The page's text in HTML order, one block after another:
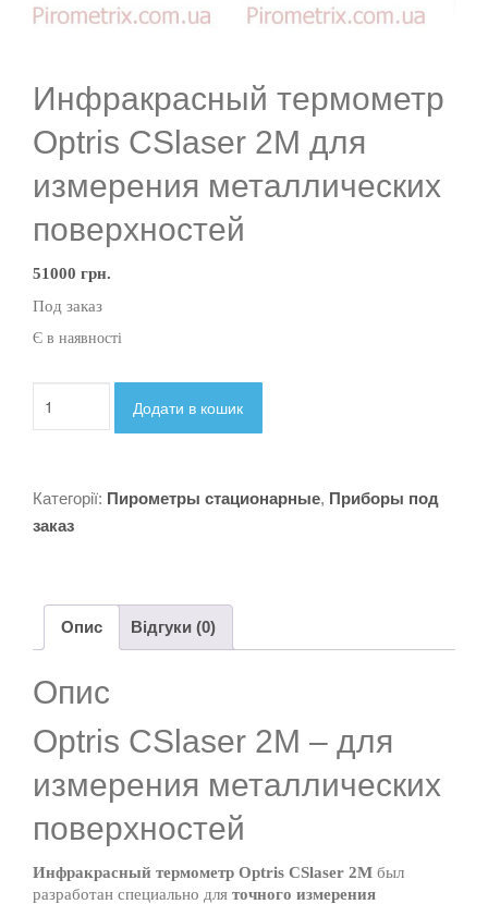
Инфракрасный термометр
Optris CSlaser 2М для
измерения металлических
поверхностей
51000 грн.
Под заказ
Є в наявності
термометр
Optris
для
измерения
Додати в кошик
Категорії: Пирометры стационарные, Приборы под
заказ
Опис Відгуки (0)
Опис
Optris CSlaser 2М – для
измерения металлических
поверхностей
Инфракрасный термометр Optris CSlaser 2М был
разработан специально для точного измерения